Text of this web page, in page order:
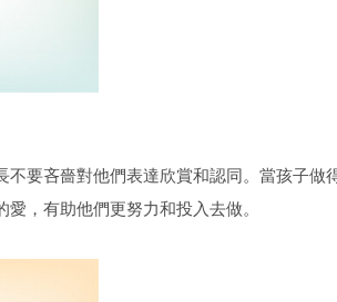
要吝嗇對他們表達欣賞和認同。當孩子做
，有助他們更努力和投入去做。